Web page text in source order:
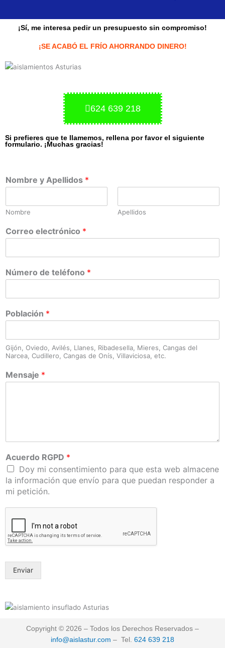
¡Sí, me interesa pedir un presupuesto sin compromiso!
¡SE ACABÓ EL FRÍO AHORRANDO DINERO!
624 639 218
Si prefieres que te llamemos, rellena por favor el siguiente
formulario. ¡Muchas gracias!
Nombre y Apellidos *
Nombre Apellidos
Correo electrónico *
Número de teléfono *
Población *
Gijón, Oviedo, Avilés, Llanes, Ribadesella, Mieres, Cangas del
Narcea, Cudillero, Cangas de Onís, Villaviciosa, etc.
Mensaje *
Acuerdo RGPD *
Doy mi consentimiento para que esta web almacene
la información que envío para que puedan responder a
mi petición.
Enviar
Copyright © 2026 – Todos los Derechos Reservados –
info@aislastur.com – Tel. 624 639 218